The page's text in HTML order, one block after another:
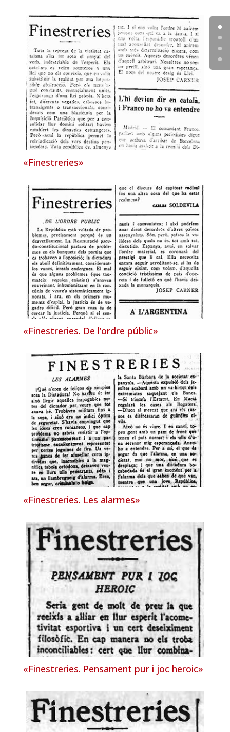
«Finestreries»
«Finestreries. De l’ordre públic»
«Finestreries. Les alarmes»
«Finestreries. Pensament pur i joc heroic»